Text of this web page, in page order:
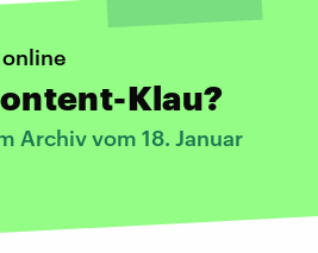
Klau?
Archiv vom 18. Januar